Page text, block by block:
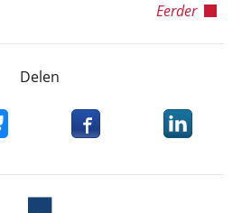
Eerder
Delen
dit item op Bluesky
Deel dit item opDeel dit